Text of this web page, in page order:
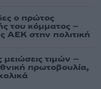
ο πρώτος
του κόμματος –
ΑΕΚ στην πολιτική
τιμών –
πρωτοβουλία,